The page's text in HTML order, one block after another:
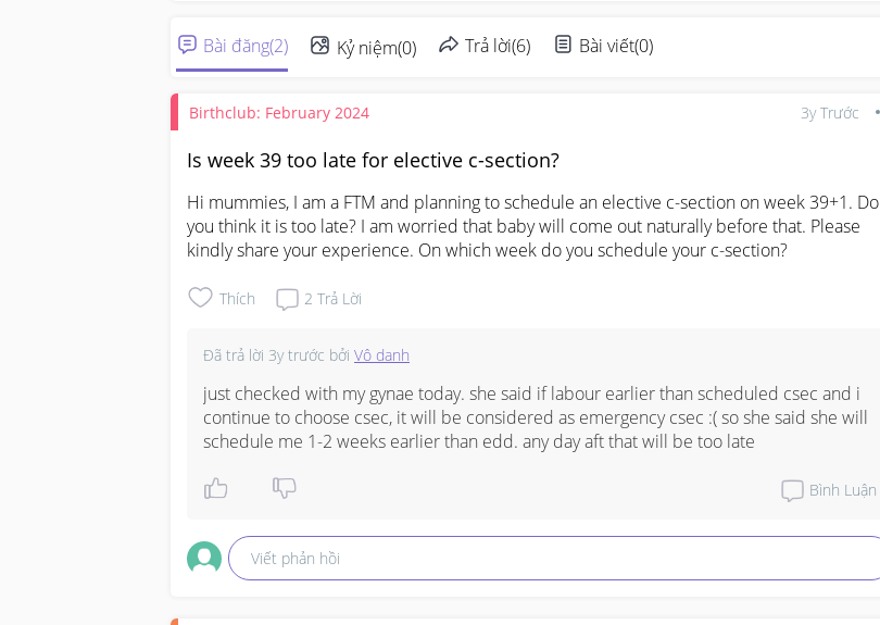
Bài đăng(2) Kỷ niệm(0) Trả lời(6) Bài viết(0)
Birthclub: February 2024 3y Trước
Is week 39 too late for elective c-section?
Hi mummies, I am a FTM and planning to schedule an elective c-section on week 39+1. Do
you think it is too late? I am worried that baby will come out naturally before that. Please
kindly share your experience. On which week do you schedule your c-section?
Thích 2 Trả Lời
Đã trả lời 3y trước bởi Vô danh
just checked with my gynae today. she said if labour earlier than scheduled csec and i
continue to choose csec, it will be considered as emergency csec :( so she said she will
schedule me 1-2 weeks earlier than edd. any day aft that will be too late
Bình Luận
Viết phản hồi